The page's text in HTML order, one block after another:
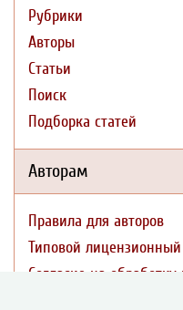
Рубрики
Авторы
Статьи
Поиск
Подборка статей
Авторам
Правила для авторов
Типовой
Согласие на